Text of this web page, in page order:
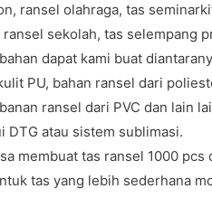
ransel olahraga, tas
sekolah, tas selempang
dapat kami buat
PU, bahan ransel dari
ransel dari PVC dan lain
DTG atau sistem sublimasi.
membuat tas ransel 1000 pcs
tas yang lebih sederhana